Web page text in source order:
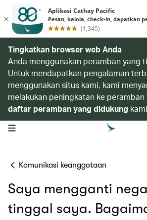
Tingkatkan browser web Anda
Anda menggunakan peramban yang
Untuk mendapatkan pengalaman
menggunakan situs kami, kami
melakukan peningkatan ke
daftar peramban yang didukung
open navigation menu
Komunikasi keanggotaan
Saya mengganti
tinggal saya.